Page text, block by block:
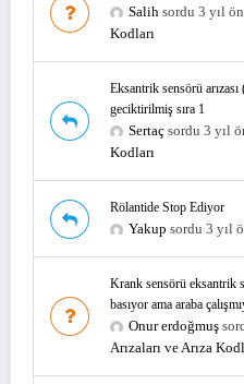
Salih sordu 3 yıl
Kodları
Eksantrik sensörü
geciktirilmiş sıra 1
Sertaç sordu 3 yıl
Kodları
Rölantide Stop Ediyor
Yakup sordu 3 yıl
Krank sensörü eksantrik
basıyor ama araba
Onur erdoğmuş
Arızaları ve Arıza